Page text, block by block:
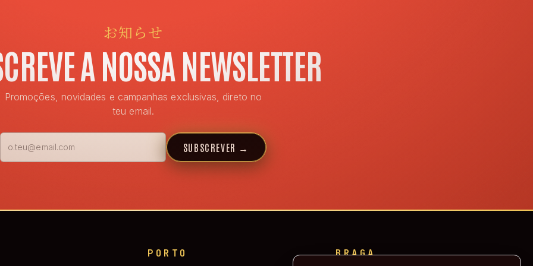
お知らせ
A NOSSA NEWSLETTER
Promoções, novidades e campanhas exclusivas, direto no
teu email.
SUBSCREVER →
PORTO BRAGA